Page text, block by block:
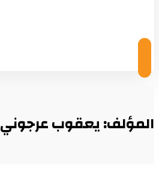
المؤلف: يعقوب عرجوني